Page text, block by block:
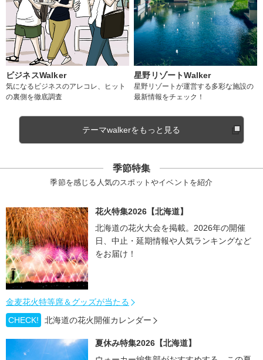
ビジネスWalker
気になるビジネスのアレコレ、ヒット
の裏側を徹底調査
星野リゾートWalker
星野リゾートが運営する多彩な施設の
最新情報をチェック！
テーマwalkerをもっと見る
季節特集
季節を感じる人気のスポットやイベントを紹介
花火特集2026【北海道】
北海道の花火大会を掲載。2026年の開催
日、中止・延期情報や人気ランキングなど
をお届け！
金麦花火特等席＆グッズが当たる
CHECK!
北海道の花火開催カレンダー
夏休み特集2026【北海道】